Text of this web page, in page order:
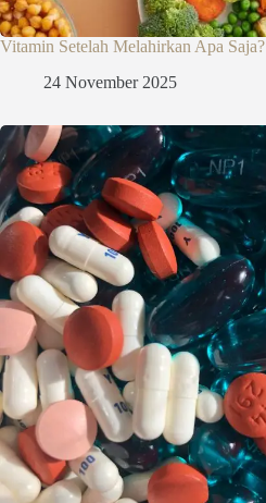
Vitamin Setelah Melahirkan Apa Saja?
24 November 2025